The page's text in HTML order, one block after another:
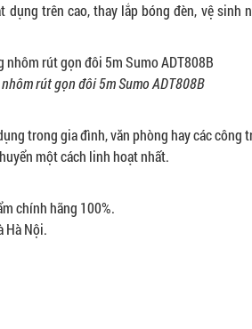
trên cao, thay lắp bóng đèn, vệ sinh
rút gọn đôi 5m Sumo ADT808B
trong gia đình, văn phòng hay các công
một cách linh hoạt nhất.
chính hãng 100%.
Hà Nội.